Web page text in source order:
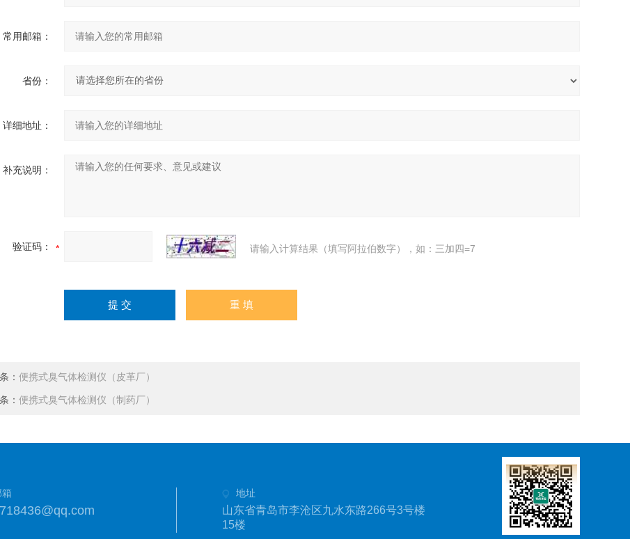
常用邮箱：
省份：
详细地址：
补充说明：
验证码： 请输入计算结果（填写阿拉伯数字），如：三加四=7
： 便携式臭气体检测仪（皮革厂）
： 便携式臭气体检测仪（制药厂）
箱 地址
山东省青岛市李沧区九水东路266号3号楼
15楼